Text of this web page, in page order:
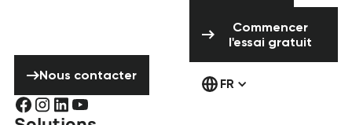
Nous contacter
Commencer
l'essai gratuit
FR